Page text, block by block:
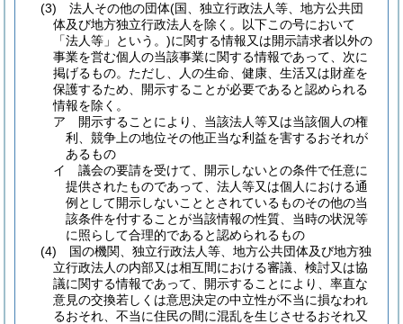
(3)
法人その他の団体(国、独立行政法人等、地方公共団
体及び地方独立行政法人を除く。以下この号において
「法人等」という。)に関する情報又は開示請求者以外の
事業を営む個人の当該事業に関する情報であって、次に
掲げるもの。 ただし、人の生命、健康、生活又は財産を
保護するため、開示することが必要であると認められる
情報を除く。
ア
開示することにより、当該法人等又は当該個人の権
利、競争上の地位その他正当な利益を害するおそれが
あるもの
イ
議会の要請を受けて、開示しないとの条件で任意に
提供されたものであって、法人等又は個人における通
例として開示しないこととされているものその他の当
該条件を付することが当該情報の性質、当時の状況等
に照らして合理的であると認められるもの
(4)
国の機関、独立行政法人等、地方公共団体及び地方独
立行政法人の内部又は相互間における審議、検討又は協
議に関する情報であって、開示することにより、率直な
意見の交換若しくは意思決定の中立性が不当に損なわれ
るおそれ、不当に住民の間に混乱を生じさせるおそれ又